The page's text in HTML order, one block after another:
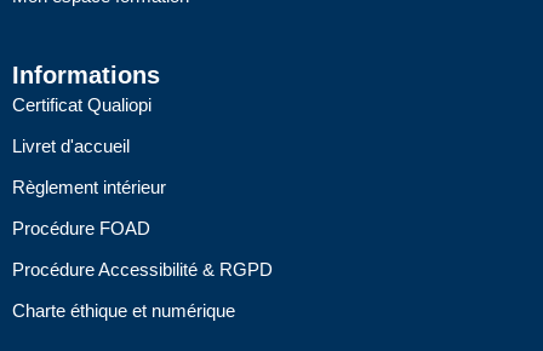
Informations
Certificat Qualiopi
Livret d'accueil
Règlement intérieur
Procédure FOAD
Procédure Accessibilité & RGPD
Charte éthique et numérique